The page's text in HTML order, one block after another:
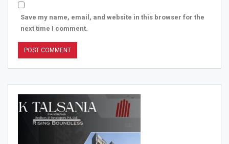
Save my name, email, and website in this browser for the
next time I comment.